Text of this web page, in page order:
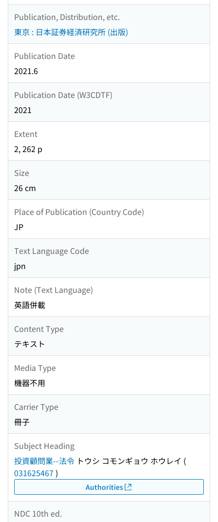
Publication, Distribution, etc.
東京 : 日本証券経済研究所 (出版)
Publication Date
2021.6
Publication Date (W3CDTF)
2021
Extent
2, 262 p
Size
26 cm
Place of Publication (Country Code)
JP
Text Language Code
jpn
Note (Text Language)
英語併載
Content Type
テキスト
Media Type
機器不用
Carrier Type
冊子
Subject Heading
投資顧問業--法令 トウシ コモンギョウ ホウレイ (
031625467 )
Authorities
NDC 10th ed.